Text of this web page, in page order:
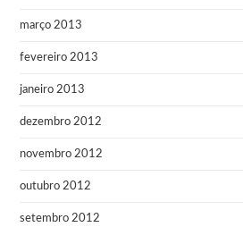
março 2013
fevereiro 2013
janeiro 2013
dezembro 2012
novembro 2012
outubro 2012
setembro 2012